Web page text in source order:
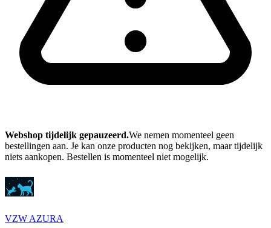
Webshop tijdelijk gepauzeerd.We nemen momenteel geen
bestellingen aan. Je kan onze producten nog bekijken, maar tijdelijk
niets aankopen. Bestellen is momenteel niet mogelijk.
VZW AZURA